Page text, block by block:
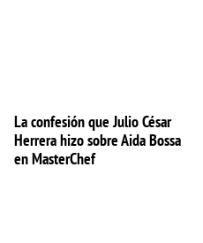
La confesión que Julio César
Herrera hizo sobre Aida Bossa
en MasterChef